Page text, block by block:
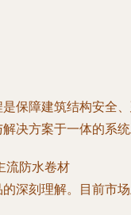
保障建筑结构安全
决方案于一体的系统
流防水卷材
深刻理解。目前市